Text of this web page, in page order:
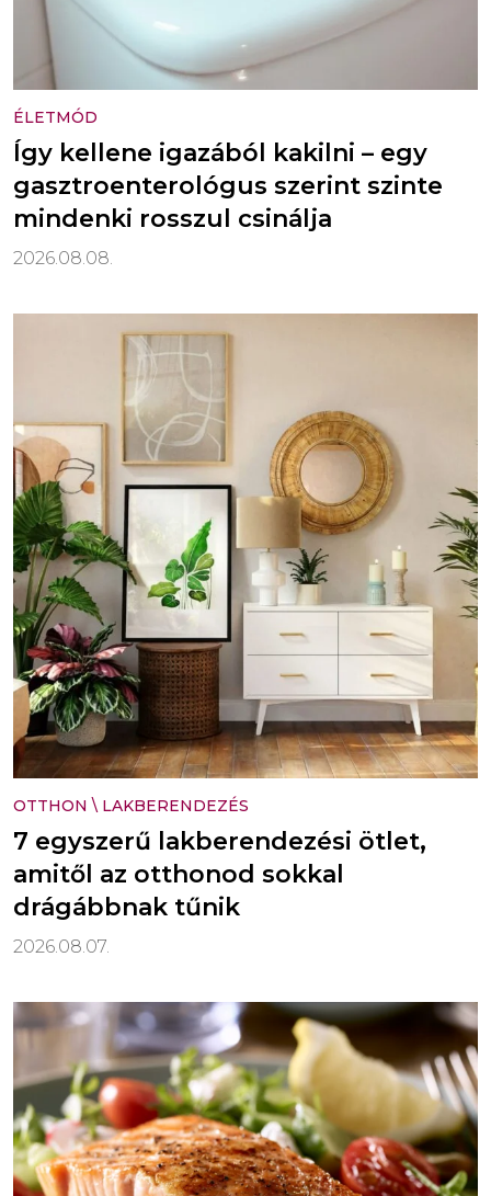
ÉLETMÓD
Így kellene igazából kakilni – egy
gasztroenterológus szerint szinte
mindenki rosszul csinálja
2026.08.08.
OTTHON \ LAKBERENDEZÉS
7 egyszerű lakberendezési ötlet,
amitől az otthonod sokkal
drágábbnak tűnik
2026.08.07.